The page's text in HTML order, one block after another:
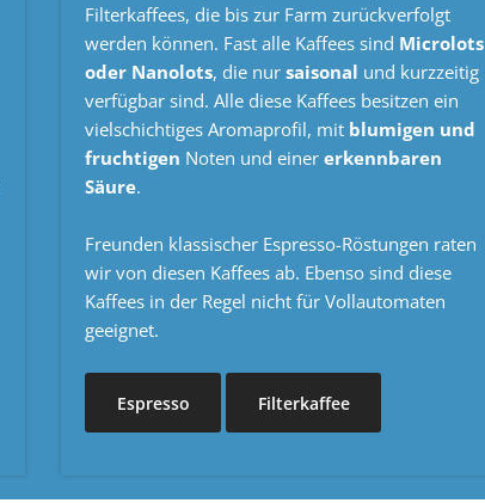
Filterkaffees, die bis zur Farm zurückverfolgt
werden können. Fast alle Kaffees sind Microlots
oder Nanolots, die nur saisonal und kurzzeitig
verfügbar sind. Alle diese Kaffees besitzen ein
vielschichtiges Aromaprofil, mit blumigen und
fruchtigen Noten und einer erkennbaren
Säure.
Freunden klassischer Espresso-Röstungen raten
wir von diesen Kaffees ab. Ebenso sind diese
Kaffees in der Regel nicht für Vollautomaten
geeignet.
Espresso Filterkaffee